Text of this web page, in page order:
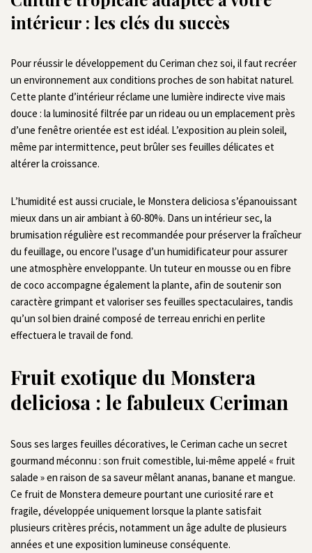
intérieur : les clés du succès
Pour réussir le développement du Ceriman chez soi, il faut recréer
un environnement aux conditions proches de son habitat naturel.
Cette plante d’intérieur réclame une lumière indirecte vive mais
douce : la luminosité filtrée par un rideau ou un emplacement près
d’une fenêtre orientée est est idéal. L’exposition au plein soleil,
même par intermittence, peut brûler ses feuilles délicates et
altérer la croissance.
L’humidité est aussi cruciale, le Monstera deliciosa s’épanouissant
mieux dans un air ambiant à 60-80%. Dans un intérieur sec, la
brumisation régulière est recommandée pour préserver la fraîcheur
du feuillage, ou encore l’usage d’un humidificateur pour assurer
une atmosphère enveloppante. Un tuteur en mousse ou en fibre
de coco accompagne également la plante, afin de soutenir son
caractère grimpant et valoriser ses feuilles spectaculaires, tandis
qu’un sol bien drainé composé de terreau enrichi en perlite
effectuera le travail de fond.
Fruit exotique du Monstera
deliciosa : le fabuleux Ceriman
Sous ses larges feuilles décoratives, le Ceriman cache un secret
gourmand méconnu : son fruit comestible, lui-même appelé « fruit
salade » en raison de sa saveur mêlant ananas, banane et mangue.
Ce fruit de Monstera demeure pourtant une curiosité rare et
fragile, développée uniquement lorsque la plante satisfait
plusieurs critères précis, notamment un âge adulte de plusieurs
années et une exposition lumineuse conséquente.